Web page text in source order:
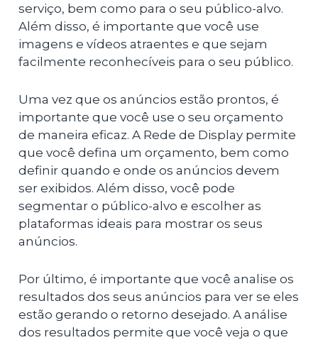
serviço, bem como para o seu público-alvo.
Além disso, é importante que você use
imagens e vídeos atraentes e que sejam
facilmente reconhecíveis para o seu público.
Uma vez que os anúncios estão prontos, é
importante que você use o seu orçamento
de maneira eficaz. A Rede de Display permite
que você defina um orçamento, bem como
definir quando e onde os anúncios devem
ser exibidos. Além disso, você pode
segmentar o público-alvo e escolher as
plataformas ideais para mostrar os seus
anúncios.
Por último, é importante que você analise os
resultados dos seus anúncios para ver se eles
estão gerando o retorno desejado. A análise
dos resultados permite que você veja o que